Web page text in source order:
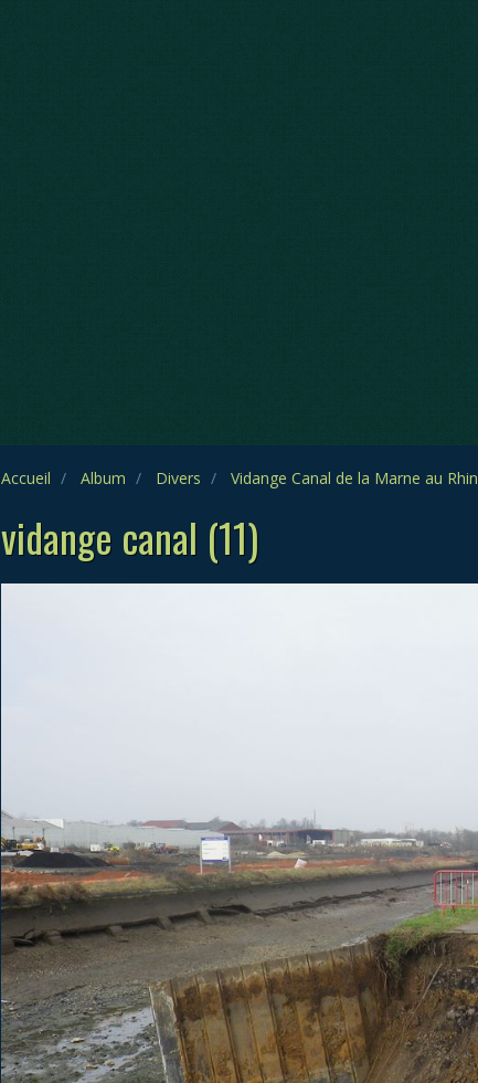
Accueil Album Divers Vidange Canal de la Marne au Rhin
vidange canal (11)